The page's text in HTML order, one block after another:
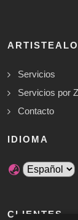
ARTISTEALO
Servicios
Servicios por
Contacto
IDIOMA
CLIENTES